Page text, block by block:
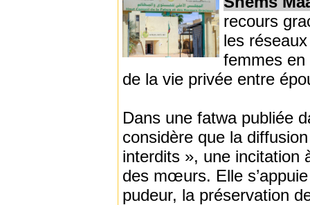
recours
les
femmes en
de la vie privée entre
Dans une fatwa publiée
considère que la
interdits », une incitation
des mœurs. Elle
pudeur, la préservation